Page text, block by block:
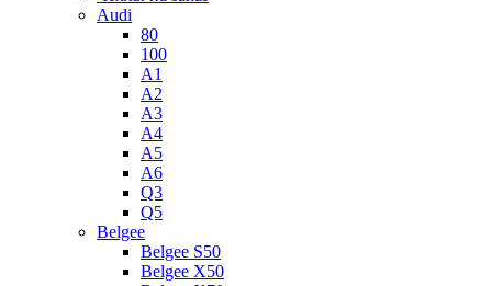
Audi
80
100
A1
A2
A3
A4
A5
A6
Q3
Q5
Belgee
Belgee S50
Belgee X50